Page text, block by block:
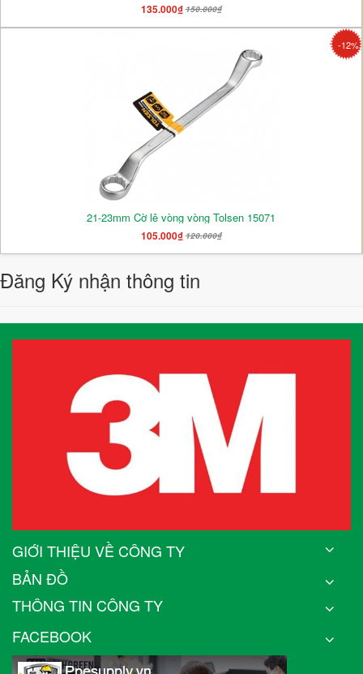
135.000₫150.000₫
-12%
21-23mm Cờ lê vòng vòng Tolsen 15071
105.000₫120.000₫
Đăng Ký nhận thông tin
GIỚI THIỆU VỀ CÔNG TY
BẢN ĐỒ
THÔNG TIN CÔNG TY
FACEBOOK